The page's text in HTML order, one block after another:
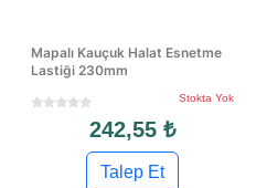
Mapalı Kauçuk Halat Esnetme
Lastiği 230mm
Stokta Yok
242,55 ₺
Talep Et